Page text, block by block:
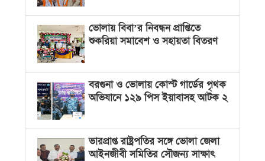
ভোলায় বিবা’র নিবন্ধন প্রাপ্তিতে
শুকরিয়া সমাবেশ ও সহায়তা বিতরণ
বরগুনা ও ভোলায় কোস্ট গার্ডের পৃথক
অভিযানে ১২৯ পিস ইয়াবাসহ আটক ২
ভারপ্রাপ্ত রাষ্ট্রপতির সঙ্গে ভোলা জেলা
আইনজীবী সমিতির সৌজন্য সাক্ষাৎ